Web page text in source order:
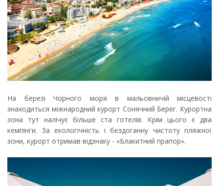
На березі Чорного моря в мальовничій місцевості
знаходиться міжнародний курорт Сонячний Берег. Курортна
зона тут налічує більше ста готелів. Крім цього є два
кемпінги. За екологічність і бездоганну чистоту пляжної
зони, курорт отримав відзнаку - «Блакитний прапор».